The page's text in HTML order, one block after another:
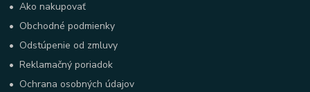
•Ako nakupovať
• Obchodné podmienky
• Odstúpenie od zmluvy
•Reklamačný poriadok
• Ochrana osobných údajov